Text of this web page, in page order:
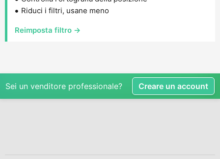
Riduci i filtri, usane meno
Reimposta filtro →
Sei un venditore professionale? Creare un account